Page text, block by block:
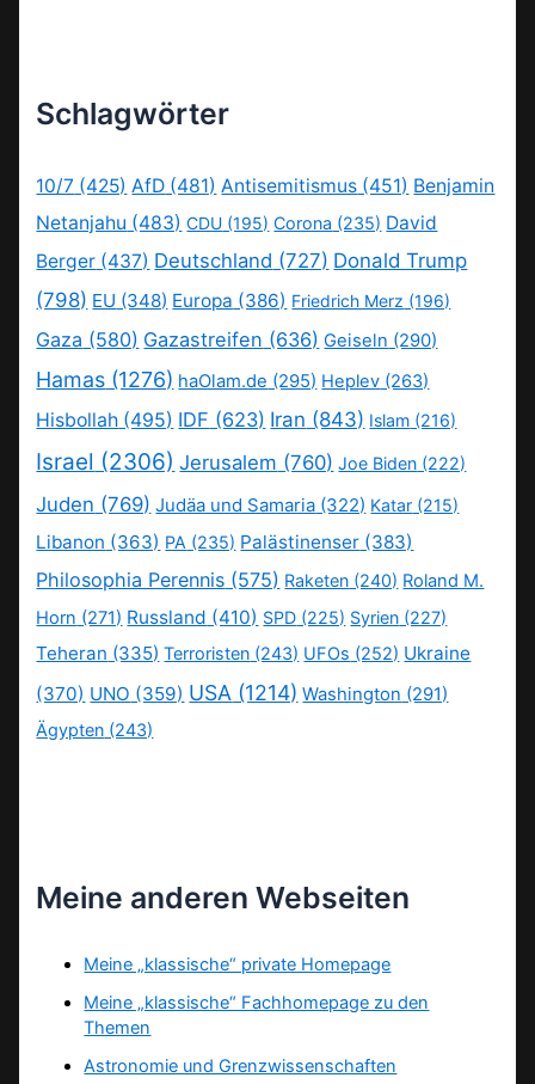
Schlagwörter
10/7 (425) AfD (481) Antisemitismus (451) Benjamin
Netanjahu (483) CDU (195) Corona (235) David
Berger (437) Deutschland (727) Donald Trump
(798) EU (348) Europa (386) Friedrich Merz (196)
Gaza (580) Gazastreifen (636) Geiseln (290)
Hamas (1276) haOlam.de (295) Heplev (263)
Hisbollah (495) IDF (623) Iran (843) Islam (216)
Israel (2306) Jerusalem (760) Joe Biden (222)
Juden (769) Judäa und Samaria (322) Katar (215)
Libanon (363) PA (235) Palästinenser (383)
Philosophia Perennis (575) Raketen (240) Roland M.
Horn (271) Russland (410) SPD (225) Syrien (227)
Teheran (335) Terroristen (243) UFOs (252) Ukraine
(370) UNO (359) USA (1214) Washington (291)
Ägypten (243)
Meine anderen Webseiten
Meine „klassische“ private Homepage
Meine „klassische“ Fachhomepage zu den
Themen
Astronomie und Grenzwissenschaften